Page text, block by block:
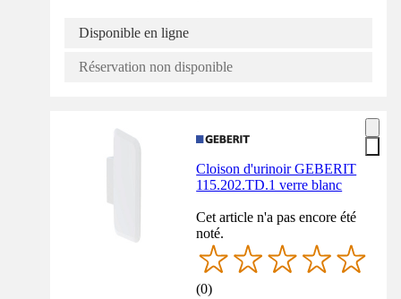
Disponible en ligne
Réservation non disponible
Cloison d'urinoir GEBERIT
115.202.TD.1 verre blanc
Cet article n'a pas encore été
noté.
(0)